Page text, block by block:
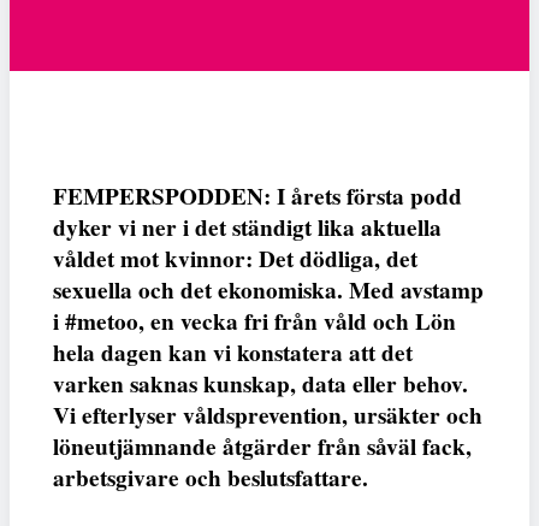
FEMPERSPODDEN: I årets första podd
dyker vi ner i det ständigt lika aktuella
våldet mot kvinnor: Det dödliga, det
sexuella och det ekonomiska. Med avstamp
i #metoo, en vecka fri från våld och Lön
hela dagen kan vi konstatera att det
varken saknas kunskap, data eller behov.
Vi efterlyser våldsprevention, ursäkter och
löneutjämnande åtgärder från såväl fack,
arbetsgivare och beslutsfattare.